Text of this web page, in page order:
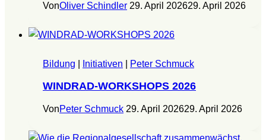
VonOliver Schindler 29. April 202629. April 2026
Bildung Initiativen Peter Schmuck
WINDRAD-WORKSHOPS 2026
VonPeter Schmuck 29. April 202629. April 2026